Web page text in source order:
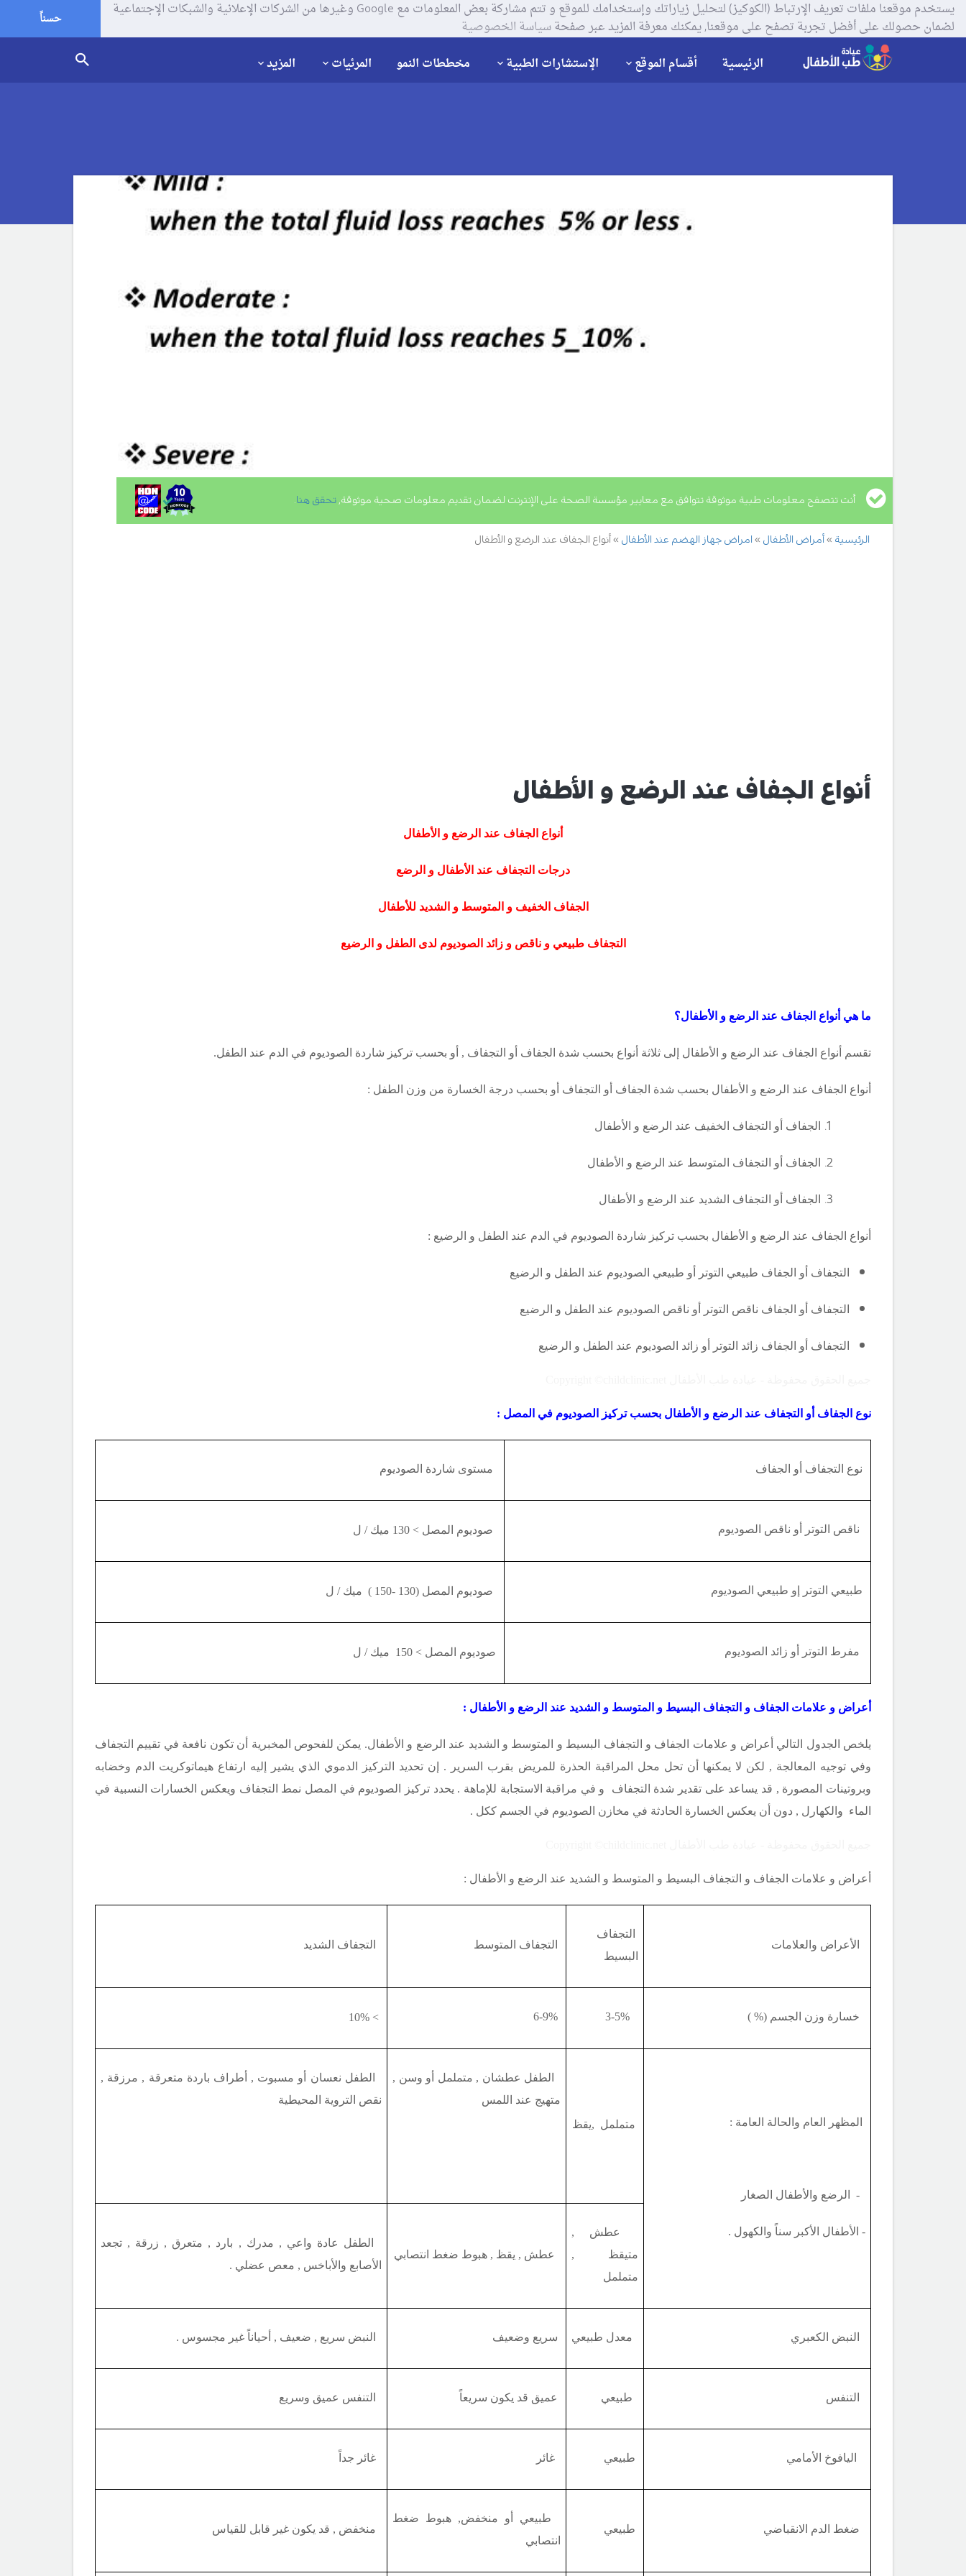
يستخدم موقعنا ملفات تعريف الإرتباط (الكوكيز) لتحليل زياراتك وإستخدامك للموقع و تتم مشاركة بعض المعلومات مع Google وغيرها من الشركات الإعلانية والشبكات الإجتماعية
لضمان حصولك على أفضل تجربة تصفح على موقعنا, يمكنك معرفة المزيد عبر صفحةسياسة الخصوصية حسناً
الرئيسية أقسام الموقع الإستشارات الطبية مخططات النمو المرئيات المزيد
أنت تتصفح معلومات طبية موثوقة تتوافق مع معايير مؤسسة الصحة على الإنترنت لضمان تقديم معلومات صحية موثوقة, تحقق هنا.
الرئيسية أمراض الأطفال امراض جهاز الهضم عند الأطفال أنواع الجفاف عند الرضع و الأطفال
أنواع الجفاف عند الرضع و الأطفال
أنواع الجفاف عند الرضع و الأطفال
درجات التجفاف عند الأطفال و الرضع
الجفاف الخفيف و المتوسط و الشديد للأطفال
التجفاف طبيعي و ناقص و زائد الصوديوم لدى الطفل و الرضيع
ما هي أنواع الجفاف عند الرضع و الأطفال؟
تقسم أنواع الجفاف عند الرضع و الأطفال إلى ثلاثة أنواع بحسب شدة الجفاف أو التجفاف , أو بحسب تركيز شاردة الصوديوم في الدم عند الطفل.
أنواع الجفاف عند الرضع و الأطفال بحسب شدة الجفاف أو التجفاف أو بحسب درجة الخسارة من وزن الطفل :
الجفاف أو التجفاف الخفيف عند الرضع و الأطفال
الجفاف أو التجفاف المتوسط عند الرضع و الأطفال
الجفاف أو التجفاف الشديد عند الرضع و الأطفال
أنواع الجفاف عند الرضع و الأطفال بحسب تركيز شاردة الصوديوم في الدم عند الطفل و الرضيع :
التجفاف أو الجفاف طبيعي التوتر أو طبيعي الصوديوم عند الطفل و الرضيع
التجفاف أو الجفاف ناقص التوتر أو ناقص الصوديوم عند الطفل و الرضيع
التجفاف أو الجفاف زائد التوتر أو زائد الصوديوم عند الطفل و الرضيع
نوع الجفاف أو التجفاف عند الرضع و الأطفال بحسب تركيز الصوديوم في المصل :
نوع التجفاف أو الجفاف مستوى شاردة الصوديوم
ناقص التوتر أو ناقص الصوديوم صوديوم المصل > 130 ميك / ل
طبيعي التوتر إو طبيعي الصوديوم صوديوم المصل (130 -150 ) ميك / ل
مفرط التوتر أو زائد الصوديوم صوديوم المصل > 150 ميك/ ل
أعراض و علامات الجفاف و التجفاف البسيط و المتوسط و الشديد عند الرضع و الأطفال :
يلخص الجدول التالي أعراض و علامات الجفاف و التجفاف البسيط و المتوسط و الشديد عند الرضع و الأطفال. يمكن للفحوص المخبرية أن تكون نافعة في تقييم التجفاف
وفي توجيه المعالجة , لكن لا يمكنها أن تحل محل المراقبة الحذرة للمريض بقرب السرير . إن تحديد التركيز الدموي الذي يشير إليه ارتفاع هيماتوكريت الدم وخضابه
وبروتينات المصورة , قد يساعد على تقدير شدة التجفاف و في مراقبة الاستجابة للإماهة . يحدد تركيز الصوديوم في المصل نمط التجفاف ويعكس الخسارات النسبية في
الماء والكهارل , دون أن يعكس الخسارة الحادثة في مخازن الصوديوم في الجسم ككل .
أعراض و علامات الجفاف و التجفاف البسيط و المتوسط و الشديد عند الرضع و الأطفال :
الأعراض والعلامات
التجفاف
البسيط
التجفاف المتوسط التجفاف الشديد
خسارة وزن الجسم (% ) >
10%
المظهر العام والحالة العامة :
- الرضع والأطفال الصغار
- الأطفال الأكبر سناً والكهول .
متململ ,يقظ
الطفل عطشان , متململ أو وسن ,
متهيج عند اللمس
الطفل نعسان أو مسبوت , أطراف باردة متعرقة , مرزقة ,
نقص التروية المحيطية
عطش ,
متيقظ ,
متململ
عطش , يقظ , هبوط ضغط انتصابي
الطفل عادة واعي , مدرك , بارد , متعرق , زرقة , تجعد
الأصابع والأباخس , معص عضلي .
النبض الكعبري معدل طبيعي سريع وضعيف النبض سريع , ضعيف , أحياناً غير مجسوس .
التنفس طبيعي عميق قد يكون سريعاً التنفس عميق وسريع
اليافوخ الأمامي طبيعي غائر غائر جداً
ضغط الدم الانقباضي طبيعي
طبيعي أو منخفض, هبوط ضغط
انتصابي
منخفض , قد يكون غير قابل للقياس